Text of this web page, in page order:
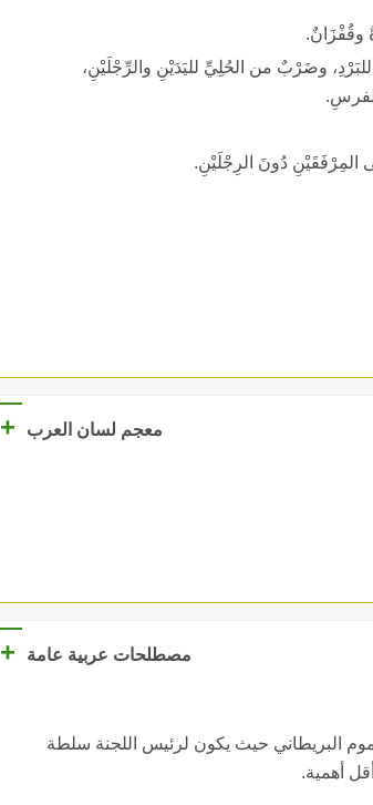
وقُفْزَانٌ.
وضَرْبٌ من الحُلِيِّ لليَدَيْنِ والرِّجْلَيْنِ،
المِرْفَقَيْنِ دُونَ الرِجْلَيْنِ.
معجم لسان العرب
+
مصطلحات عربية عامة +
البريطاني حيث يكون لرئيس اللجنة سلطة
أهمية.